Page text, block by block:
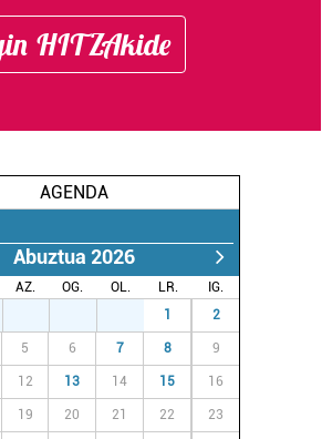
HITZAkide
AGENDA
Abuztua 2026
AZ. OG. OL. LR.
IG.
1 2
5 6 7 8 9
12 13 14 15 16
19 20 21 22 23